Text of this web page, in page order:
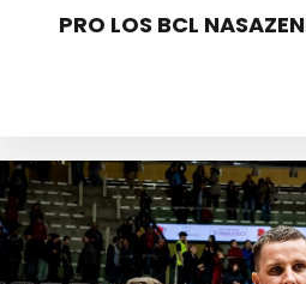
PRO LOS BCL